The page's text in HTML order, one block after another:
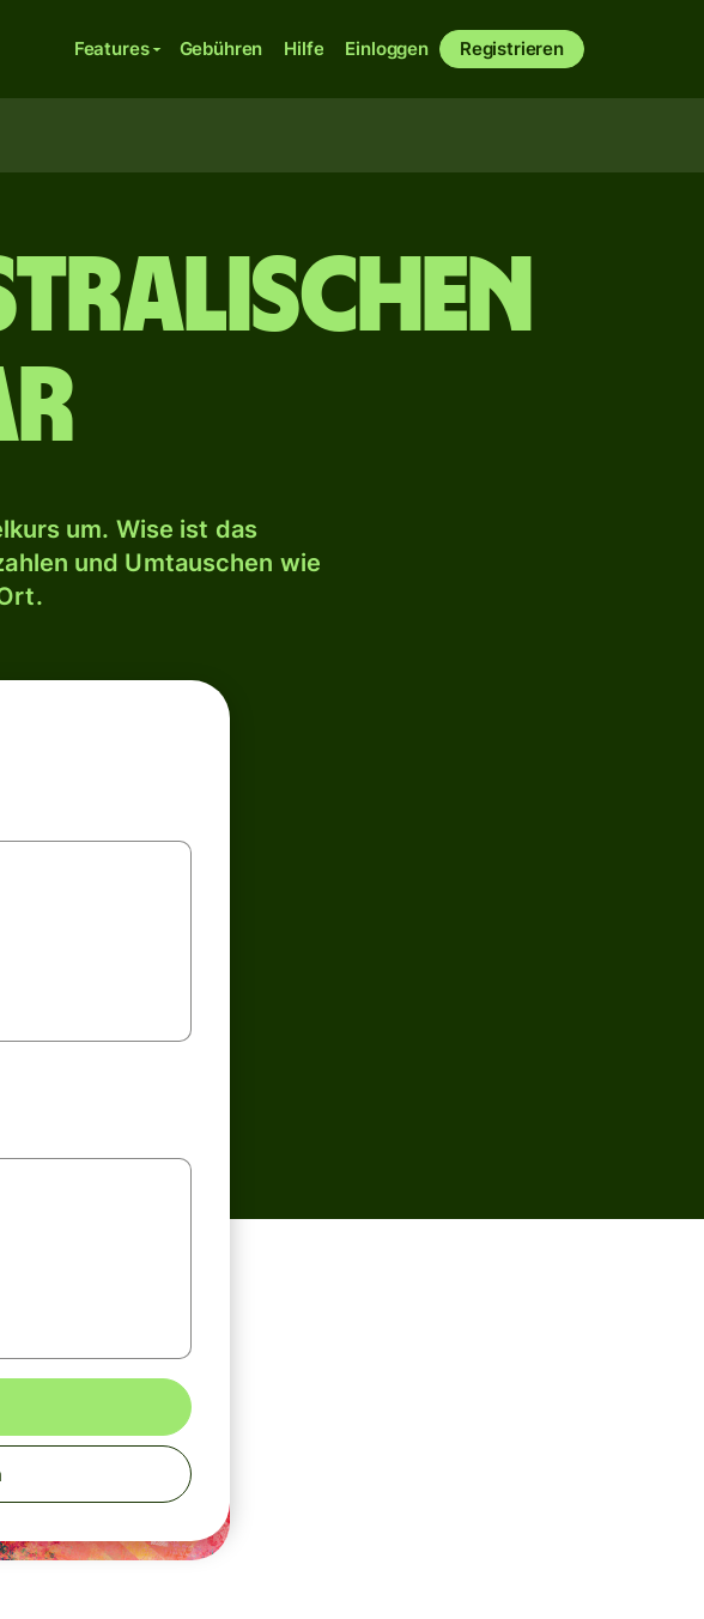
Features Gebühren Hilfe Einloggen Registrieren
um. Wise ist das
und Umtauschen wie